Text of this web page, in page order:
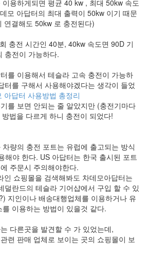
용하게되면 평균 40 kw , 최대 50kw 속도
모 아답터의 최대 출력이 50kw 이기 때문
연결해도 50kw 로 충전된다)
충전 시간인 40분, 40kw 속도면 90D 기
충전이 가능하다.
를 이용해서 테슬라 고속 충전이 가능하
터를 구해서 사용해야겠다는 생각이 들었
아답터 사용방법 총정리
를 보면 안되는 줄 알았지만 (충전기마다
법을 다르게 하니 충전이 되었다!
량의 충전 포트는 유럽에 출고되는 방식
해야 한다. US 아답터는 한국 출시된 포트
주문시 주의해야한다.
인 쇼핑몰을 검색해봐도 차데모아답터는
덜란드의 테슬라 기어샵에서 구입 할 수 있
지인이나 배송대행업체를 이용하거나 유
이용하는 방법이 있을것 같다.
다른곳을 발견할 수 가 있었는데,
련 판매 업체로 보이는 곳의 쇼핑몰이 보